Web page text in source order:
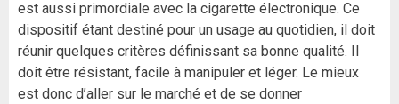
est aussi primordiale avec la cigarette électronique. Ce
dispositif étant destiné pour un usage au quotidien, il doit
réunir quelques critères définissant sa bonne qualité. Il
doit être résistant, facile à manipuler et léger. Le mieux
est donc d’aller sur le marché et de se donner